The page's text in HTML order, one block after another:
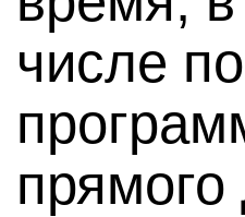
числе по
прямого